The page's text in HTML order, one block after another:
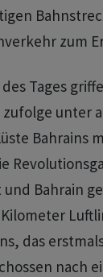
zum
Tages
zufolge unter
Bahrains
und Bahrain
das
nach